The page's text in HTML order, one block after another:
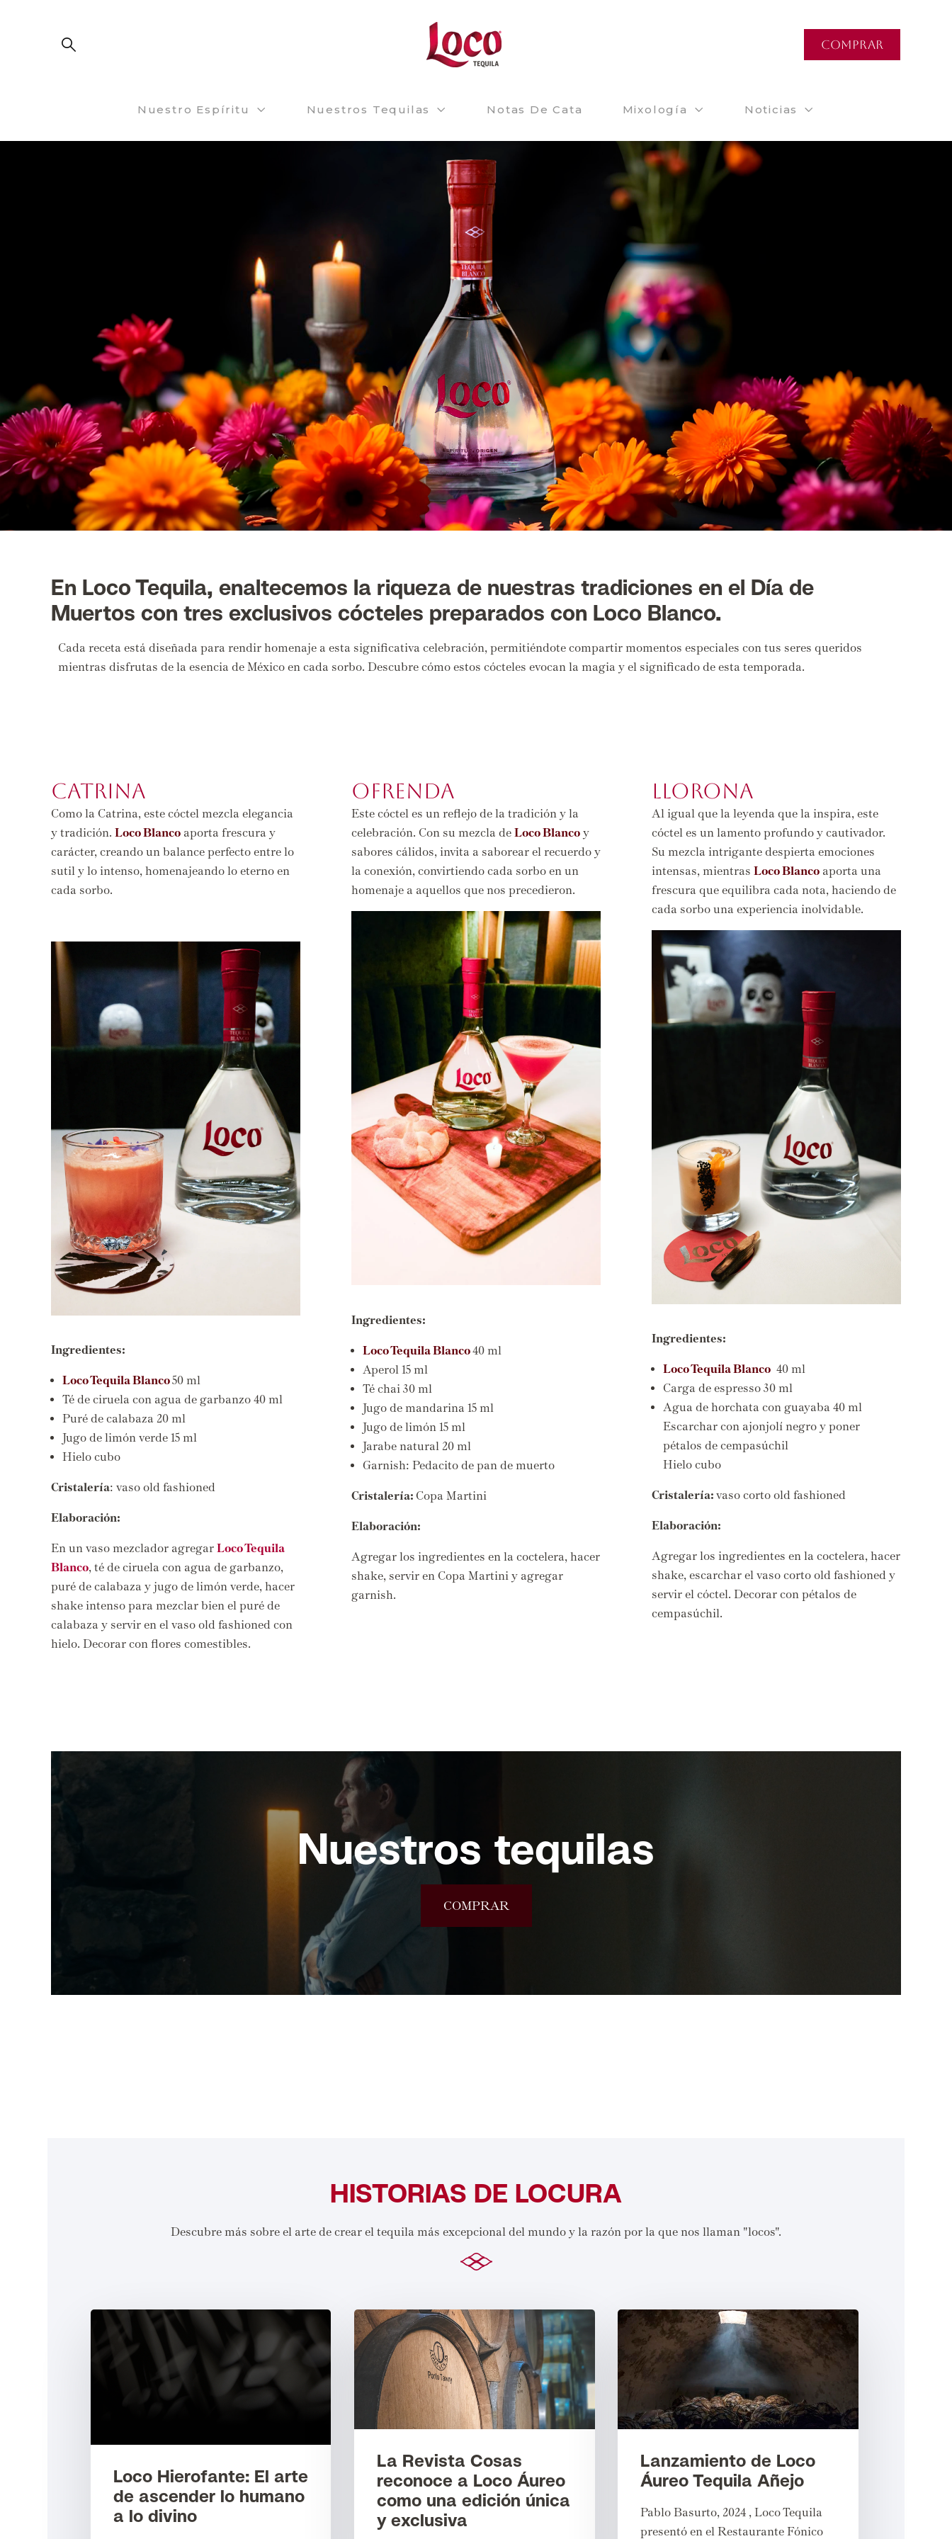
COMPRAR
Nuestro Espíritu Nuestros Tequilas Notas De Cata Mixología Noticias
En Loco Tequila, enaltecemos la riqueza de nuestras tradiciones en el Día de
Muertos con tres exclusivos cócteles preparados con Loco Blanco.
Cada receta está diseñada para rendir homenaje a esta significativa celebración, permitiéndote compartir momentos especiales con tus seres queridos
mientras disfrutas de la esencia de México en cada sorbo. Descubre cómo estos cócteles evocan la magia y el significado de esta temporada.
CATRINA
Como la Catrina, este cóctel mezcla elegancia
y tradición. Loco Blanco aporta frescura y
carácter, creando un balance perfecto entre lo
sutil y lo intenso, homenajeando lo eterno en
cada sorbo.
Ingredientes:
Loco Tequila Blanco50 ml
Té de ciruela con agua de garbanzo 40 ml
Puré de calabaza 20 ml
Jugo de limón verde 15 ml
Hielo cubo
Cristalería: vaso old fashioned
Elaboración:
En un vaso mezclador agregar Loco Tequila
Blanco, té de ciruela con agua de garbanzo,
puré de calabaza y jugo de limón verde, hacer
shake intenso para mezclar bien el puré de
calabaza y servir en el vaso old fashioned con
hielo. Decorar con flores comestibles.
OFRENDA
Este cóctel es un reflejo de la tradición y la
celebración. Con su mezcla de Loco Blancoy
sabores cálidos, invita a saborear el recuerdo y
la conexión, convirtiendo cada sorbo en un
homenaje a aquellos que nos precedieron.
Ingredientes:
Loco Tequila Blanco40 ml
Aperol 15 ml
Té chai 30 ml
Jugo de mandarina 15 ml
Jugo de limón 15 ml
Jarabe natural 20 ml
Garnish: Pedacito de pan de muerto
Cristalería: Copa Martini
Elaboración:
Agregar los ingredientes en la coctelera, hacer
shake, servir en Copa Martini y agregar
garnish.
LLORONA
Al igual que la leyenda que la inspira, este
cóctel es un lamento profundo y cautivador.
Su mezcla intrigante despierta emociones
intensas, mientras Loco Blancoaporta una
frescura que equilibra cada nota, haciendo de
cada sorbo una experiencia inolvidable.
Ingredientes:
Loco Tequila Blanco40 ml
Carga de espresso 30 ml
Agua de horchata con guayaba 40 ml
Escarchar con ajonjolí negro y poner
pétalos de cempasúchil
Hielo cubo
Cristalería: vaso corto old fashioned
Elaboración:
Agregar los ingredientes en la coctelera, hacer
shake, escarchar el vaso corto old fashioned y
servir el cóctel. Decorar con pétalos de
cempasúchil.
Nuestros tequilas
COMPRAR
HISTORIAS DE LOCURA
Descubre más sobre el arte de crear el tequila más excepcional del mundo y la razón por la que nos llaman "locos".
Loco Hierofante: El arte
de ascender lo humano
a lo divino
La Revista Cosas
reconoce a Loco Áureo
como una edición única
y exclusiva
Lanzamiento de Loco
Áureo Tequila Añejo
Pablo Basurto, 2024 , Loco Tequila
presentó en el Restaurante Fónico